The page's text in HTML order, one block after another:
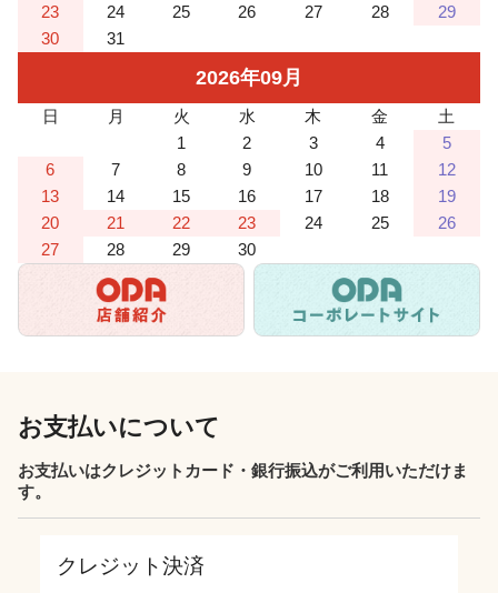
23
24 25 26 27 28
29
30
31
2026年09月
日 月 火 水 木 金
土
1
2 3 4
5
6
7 8 9 10 11
12
13
14 15 16 17 18
19
20
21 22 23 24 25
26
27
28 29 30
お支払いについて
お支払いはクレジットカード・銀行振込がご利用いただけま
す。
クレジット決済